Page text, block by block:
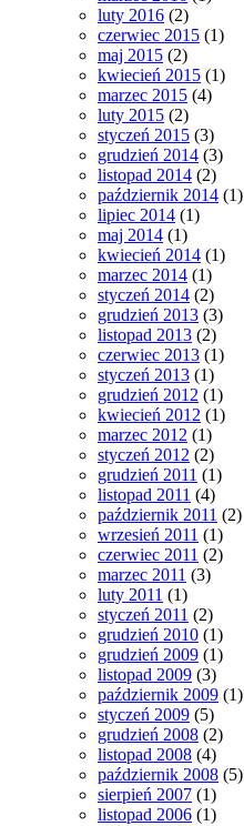
luty 2016 (2)
czerwiec 2015 (1)
maj 2015 (2)
kwiecień 2015 (1)
marzec 2015 (4)
luty 2015 (2)
styczeń 2015 (3)
grudzień 2014 (3)
listopad 2014 (2)
październik 2014 (1)
lipiec 2014 (1)
maj 2014 (1)
kwiecień 2014 (1)
marzec 2014 (1)
styczeń 2014 (2)
grudzień 2013 (3)
listopad 2013 (2)
czerwiec 2013 (1)
styczeń 2013 (1)
grudzień 2012 (1)
kwiecień 2012 (1)
marzec 2012 (1)
styczeń 2012 (2)
grudzień 2011 (1)
listopad 2011 (4)
październik 2011 (2)
wrzesień 2011 (1)
czerwiec 2011 (2)
marzec 2011 (3)
luty 2011 (1)
styczeń 2011 (2)
grudzień 2010 (1)
grudzień 2009 (1)
listopad 2009 (3)
październik 2009 (1)
styczeń 2009 (5)
grudzień 2008 (2)
listopad 2008 (4)
październik 2008 (5)
sierpień 2007 (1)
listopad 2006 (1)